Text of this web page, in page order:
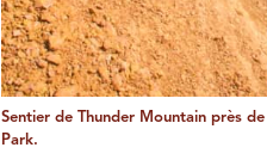
Sentier de Thunder Mountain près
Park.